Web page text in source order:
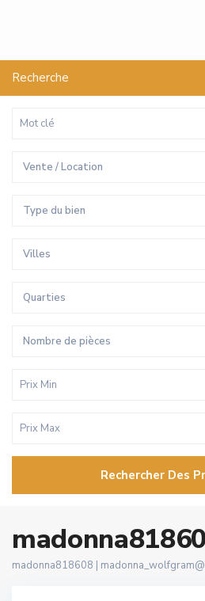
Recherche
Vente / Location
Type du bien
Villes
Quarties
Nombre de pièces
Rechercher Des
madonna818608 |